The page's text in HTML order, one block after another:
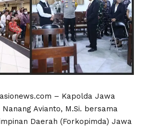
– Kapolda Jawa
Avianto, M.Si. bersama
Daerah (Forkopimda) Jawa